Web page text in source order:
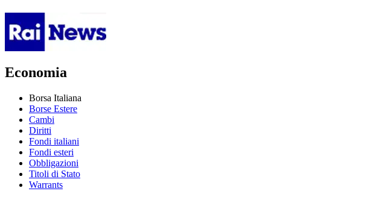
Economia
Borsa Italiana
Borse Estere
Cambi
Diritti
Fondi italiani
Fondi esteri
Obbligazioni
Titoli di Stato
Warrants